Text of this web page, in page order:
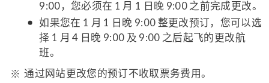
9:00，您必须在 1 月 1 日晚 9:00 之前完成更改。
如果您在 1 月 1 日晚 9:00 整更改预订，您可以选
择 1 月 4 日晚 9:00 及 9:00 之后起飞的更改航
班。
通过网站更改您的预订不收取票务费用。